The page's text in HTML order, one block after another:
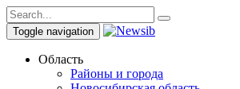
Toggle navigation
Область
Районы и города